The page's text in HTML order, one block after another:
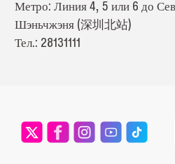
Метро: Линия 4, 5 или 6 до
Шэньчжэня (深圳北站)
Тел.: 28131111